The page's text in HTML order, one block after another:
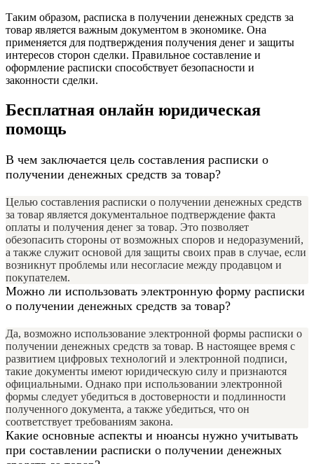
Таким образом, расписка в получении денежных средств за
товар является важным документом в экономике. Она
применяется для подтверждения получения денег и защиты
интересов сторон сделки. Правильное составление и
оформление расписки способствует безопасности и
законности сделки.
Бесплатная онлайн юридическая
помощь
В чем заключается цель составления расписки о
получении денежных средств за товар?
Целью составления расписки о получении денежных средств
за товар является документальное подтверждение факта
оплаты и получения денег за товар. Это позволяет
обезопасить стороны от возможных споров и недоразумений,
а также служит основой для защиты своих прав в случае, если
возникнут проблемы или несогласие между продавцом и
покупателем.
Можно ли использовать электронную форму расписки
о получении денежных средств за товар?
Да, возможно использование электронной формы расписки о
получении денежных средств за товар. В настоящее время с
развитием цифровых технологий и электронной подписи,
такие документы имеют юридическую силу и признаются
официальными. Однако при использовании электронной
формы следует убедиться в достоверности и подлинности
полученного документа, а также убедиться, что он
соответствует требованиям закона.
Какие основные аспекты и нюансы нужно учитывать
при составлении расписки о получении денежных